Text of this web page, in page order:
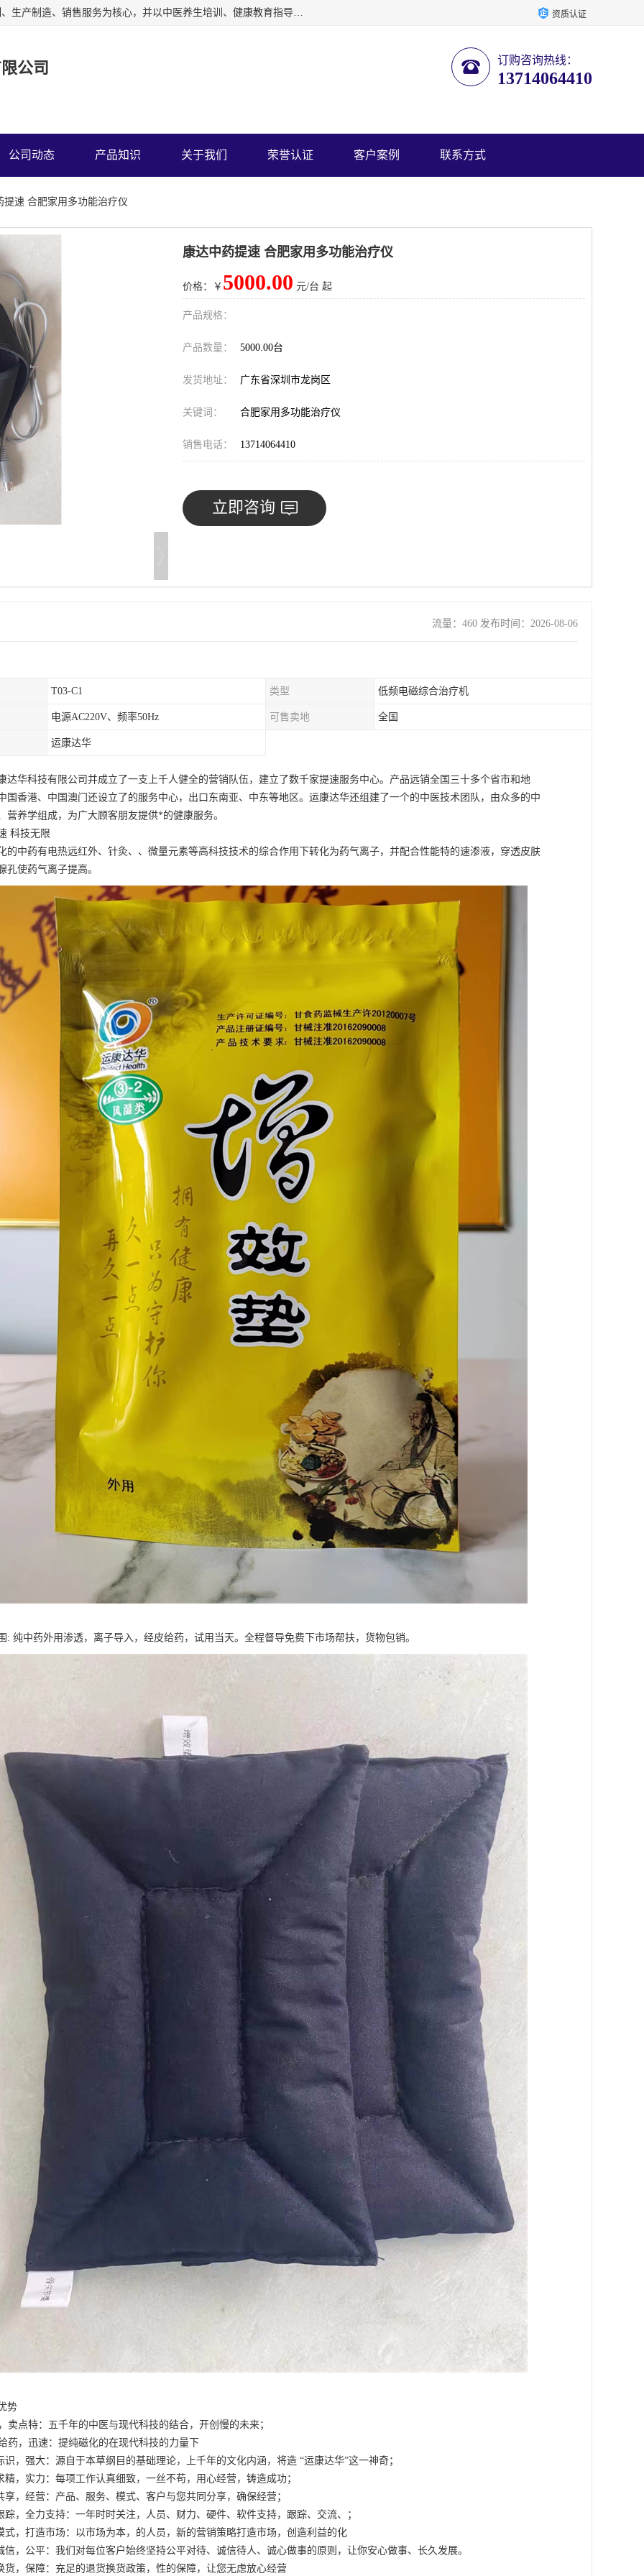
深圳运康达华科技有限公司以从事中多功能治疗仪的开发研制、生产制造、销售服务为核心，并以中医养生培训、健康教育指导为依托、秉承弘扬民族中医药、造福人类健康的精神理念，以祖国的医学名著《黄帝内经》为理论基础，结合现代医疗、保健养生等，创立了中药提速疗法，开辟了一条新的治疗途径。 资质认证
公司 订购咨询热线：
13714064410
公司动态 产品知识 关于我们 荣誉认证 客户案例 联系方式
速 合肥家用多功能治疗仪
康达中药提速 合肥家用多功能治疗仪
价格：￥ 5000.00 元/台 起
产品规格：
产品数量： 5000.00台
发货地址： 广东省深圳市龙岗区
关键词： 合肥家用多功能治疗仪
销售电话： 13714064410
立即咨询
流量：460 发布时间：2026-08-06
T03-C1 类型 低频电磁综合治疗机
电源AC220V、频率50Hz 可售卖地 全国
运康达华
达华科技有限公司并成立了一支上千人健全的营销队伍，建立了数千家提速服务中心。产品远销全国三十多个省市和地
国香港、中国澳门还设立了的服务中心，出口东南亚、中东等地区。运康达华还组建了一个的中医技术团队，由众多的中
营养学组成，为广大顾客朋友提供*的健康服务。
科技无限
的中药有电热远红外、针灸、、微量元素等高科技技术的综合作用下转化为药气离子，并配合性能特的速渗液，穿透皮肤
孔使药气离子提高。
: 纯中药外用渗透，离子导入，经皮给药，试用当天。全程督导免费下市场帮扶，货物包销。
势
卖点特：五千年的中医与现代科技的结合，开创慢的未来；
药，迅速：提纯磁化的在现代科技的力量下
识，强大：源自于本草纲目的基础理论，上千年的文化内涵，将造 “运康达华”这一神奇；
精，实力：每项工作认真细致，一丝不苟，用心经营，铸造成功；
享，经营：产品、服务、模式、客户与您共同分享，确保经营；
踪，全力支持：一年时时关注，人员、财力、硬件、软件支持，跟踪、交流、；
式，打造市场：以市场为本，的人员，新的营销策略打造市场，创造利益的化
信，公平：我们对每位客户始终坚持公平对待、诚信待人、诚心做事的原则，让你安心做事、长久发展。
货，保障：充足的退货换货政策，性的保障，让您无虑放心经营